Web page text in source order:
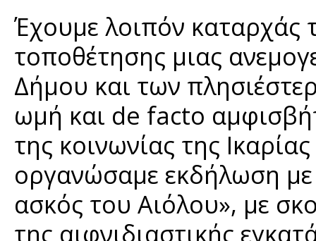
Έχουμε λοιπόν καταρχάς
τοποθέτησης μιας
Δήμου και των
ωμή και de facto
της κοινωνίας της
οργανώσαμε εκδήλωση
ασκός του Αιόλου», με
της αιφνιδιαστικής